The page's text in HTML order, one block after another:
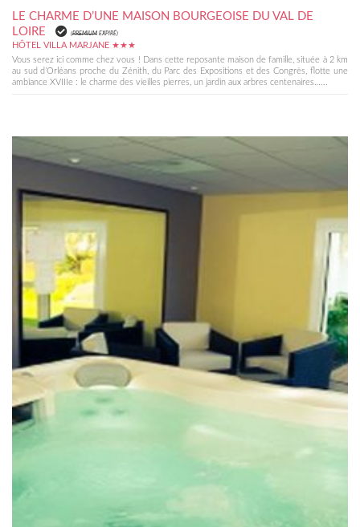
LE CHARME D’UNE MAISON BOURGEOISE DU VAL DE
LOIRE
(PREMIUMEXPIRÉ)
HÔTEL VILLA MARJANE ★★★
Vous serez ici comme chez vous ! Dans cette reposante maison de famille, située à 2 km
au sud d’Orléans proche du Zénith, du Parc des Expositions et des Congrès, flotte une
ambiance XVIIIe : le charme des vieilles pierres, un jardin aux arbres centenaires…...